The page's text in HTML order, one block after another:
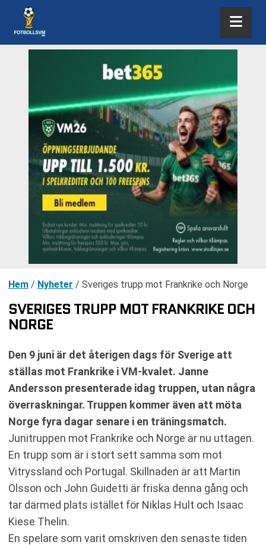
Hem / Nyheter / Sveriges trupp mot Frankrike och Norge
SVERIGES TRUPP MOT FRANKRIKE OCH
NORGE
Den 9 juni är det återigen dags för Sverige att
ställas mot Frankrike i VM-kvalet. Janne
Andersson presenterade idag truppen, utan några
överraskningar. Truppen kommer även att möta
Norge fyra dagar senare i en träningsmatch.
Junitruppen mot Frankrike och Norge är nu uttagen.
En trupp som är i stort sett samma som mot
Vitryssland och Portugal. Skillnaden är att Martin
Olsson och John Guidetti är friska denna gång och
tar därmed plats istället för Niklas Hult och Isaac
Kiese Thelin.
En spelare som varit omskriven den senaste tiden